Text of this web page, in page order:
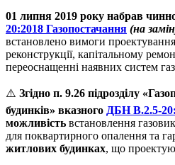
01 липня 2019 року набрав
20:2018 Газопостачання (на
встановлено вимоги
реконструкції, капiтальному
переоснащенні наявних систем
⚠️ Згідно п. 9.26 підрозділу
будинків» вказного ДБН В.2.5-
можливість встановлення
для поквартирного опалення та
житлових будинках, що